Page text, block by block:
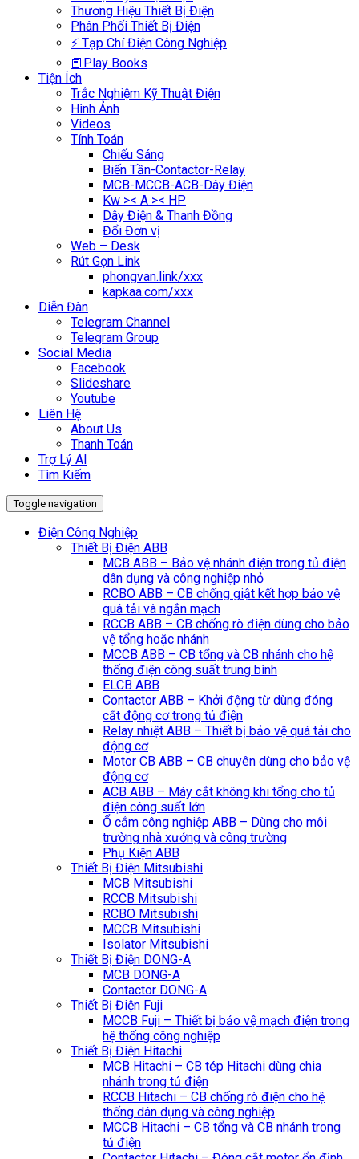
Thương Hiệu Thiết Bị Điện
Phân Phối Thiết Bị Điện
⚡ Tạp Chí Điện Công Nghiệp
📕Play Books
Tiện Ích
Trắc Nghiệm Kỹ Thuật Điện
Hình Ảnh
Videos
Tính Toán
Chiếu Sáng
Biến Tần-Contactor-Relay
MCB-MCCB-ACB-Dây Điện
Kw >< A >< HP
Dây Điện & Thanh Đồng
Đổi Đơn vị
Web – Desk
Rút Gọn Link
phongvan.link/xxx
kapkaa.com/xxx
Diễn Đàn
Telegram Channel
Telegram Group
Social Media
Facebook
Slideshare
Youtube
Liên Hệ
About Us
Thanh Toán
Trợ Lý AI
Tìm Kiếm
Toggle navigation
Điện Công Nghiệp
Thiết Bị Điện ABB
MCB ABB – Bảo vệ nhánh điện trong tủ điện
dân dụng và công nghiệp nhỏ
RCBO ABB – CB chống giật kết hợp bảo vệ
quá tải và ngắn mạch
RCCB ABB – CB chống rò điện dùng cho bảo
vệ tổng hoặc nhánh
MCCB ABB – CB tổng và CB nhánh cho hệ
thống điện công suất trung bình
ELCB ABB
Contactor ABB – Khởi động từ dùng đóng
cắt động cơ trong tủ điện
Relay nhiệt ABB – Thiết bị bảo vệ quá tải cho
động cơ
Motor CB ABB – CB chuyên dùng cho bảo vệ
động cơ
ACB ABB – Máy cắt không khi tổng cho tủ
điện công suất lớn
Ổ cắm công nghiệp ABB – Dùng cho môi
trường nhà xưởng và công trường
Phụ Kiện ABB
Thiết Bị Điện Mitsubishi
MCB Mitsubishi
RCCB Mitsubishi
RCBO Mitsubishi
MCCB Mitsubishi
Isolator Mitsubishi
Thiết Bị Điện DONG-A
MCB DONG-A
Contactor DONG-A
Thiết Bị Điện Fuji
MCCB Fuji – Thiết bị bảo vệ mạch điện trong
hệ thống công nghiệp
Thiết Bị Điện Hitachi
MCB Hitachi – CB tép Hitachi dùng chia
nhánh trong tủ điện
RCCB Hitachi – CB chống rò điện cho hệ
thống dân dụng và công nghiệp
MCCB Hitachi – CB tổng và CB nhánh trong
tủ điện